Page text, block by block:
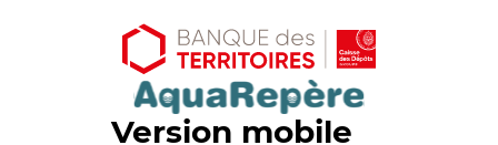
Version mobile